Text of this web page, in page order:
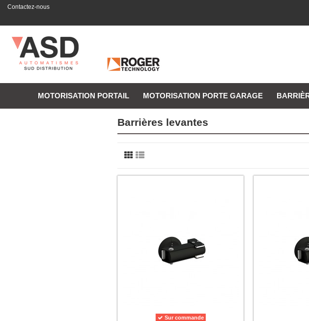
Contactez-nous
MOTORISATION PORTAIL MOTORISATION PORTE GARAGE
Barrières levantes
Sur commande